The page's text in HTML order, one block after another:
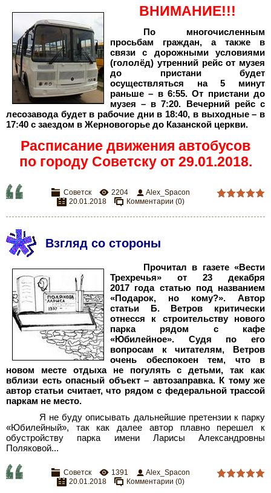
ВНИМАНИЕ!!!
По многочисленным
просьбам граждан, а также в
связи с дорожными условиями
(гололёд) утренний рейс от музея
до пристани будет
осуществляться на 5 минут
раньше – в 6:55. От пристани до
музея – в 7:20. Вечерний рейс с
лесозавода будет в рабочие дни в 18:40, в выходные – в
17:40 с заездом в Жерновогорье до Казанской церкви.
Расписание движения автобусов
по городу Советску от 29.01.2018.
Советск 2204
Alex_Spacon
20.01.2018
Комментарии (0)
Взгляд со стороны
Прочитал в газете «Вести
Трехречья» от 23 декабря
2017 года статью под названием
«Подарок, но кому?». Автор
статьи Б. Ветров критически
отнесся к строительству нового
парка рядом с кафе
«Юбилейное». Судя по его
вопросам к читателям, Ветров
очень обеспокоен тем, что в
новом месте отдыха не погулять с детьми, так как
вблизи есть опасный объект – автозаправка. К тому же
автор статьи считает, что рядом с федеральной трассой
паркам не место.
Я не буду описывать дальнейшие претензии к парку
«Юбилейный», так как далее автор плавно перешел к
обустройству парка имени Ларисы Александровны
Поляковой...
Советск 1391
Alex_Spacon
20.01.2018
Комментарии (0)